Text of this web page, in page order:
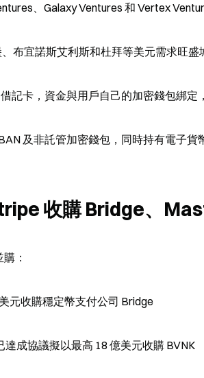
、Galaxy Ventures 和 Vertex
、布宜諾斯艾利斯和杜拜等美元需求旺
記卡，資金與用戶自己的加密錢包綁定
及非託管加密錢包，同時持有電子
收購 Bridge、
：
元收購穩定幣支付公司 Bridge
達成協議擬以最高 18 億美元收購 BVNK